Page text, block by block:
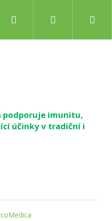
Přihlášení
podporuje imunitu,
účinky v tradiční i